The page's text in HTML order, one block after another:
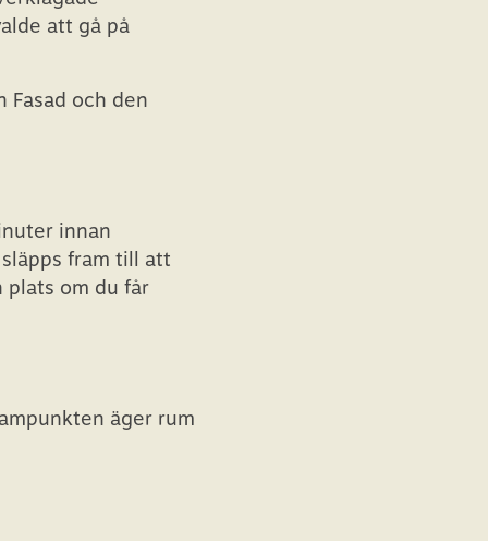
att gå på
Fasad och den
innan
fram till att
om du får
äger rum